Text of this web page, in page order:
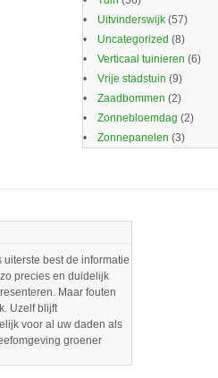
Uitvinderswijk(57)
Uncategorized (8)
Verticaal tuinieren (6)
Vrije stadstuin (9)
Zaadbommen (2)
Zonnebloemdag (2)
Zonnepanelen (3)
uiterste best de informatie
precies en duidelijk
Maar fouten
Uzelf blijft
voor al uw daden als
groener